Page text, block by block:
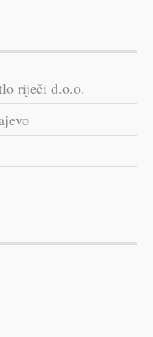
riječi d.o.o.